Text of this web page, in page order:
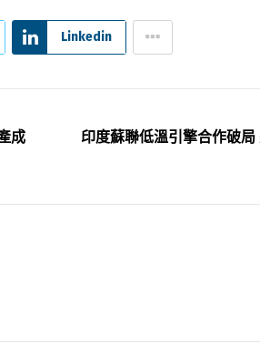
Linkedin
成
印度蘇聯低溫引擎合作破